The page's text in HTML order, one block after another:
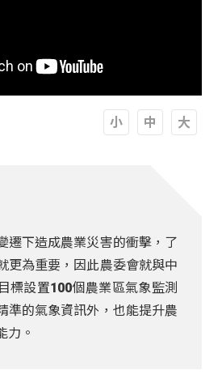
遷下造成農業災害的衝擊，了
更為重要，因此農委會就與中
標設置100個農業區氣象監測
準的氣象資訊外，也能提升農
力。